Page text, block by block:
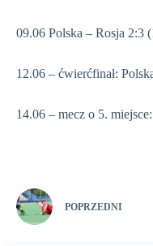
09.06 Polska – Rosja 2:3
12.06 – ćwierćfinał:
14.06 – mecz o 5.
POPRZEDNI